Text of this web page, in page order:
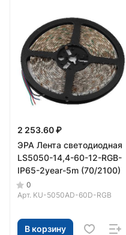
2 253.60 ₽
ЭРА Лента светодиодная
LS5050-14,4-60-12-RGB-
IP65-2year-5m (70/2100)
0
Арт. KU-5050AD-60D-RGB
В корзину